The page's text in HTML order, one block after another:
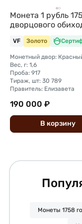
Монета 1 рубль
дворцового
VF Золото
Вес, г: 1,6
Проба: 917
Тираж, шт: 30 789
Правитель: Елизавета
190 000 ₽
В корзину
Монеты 1758